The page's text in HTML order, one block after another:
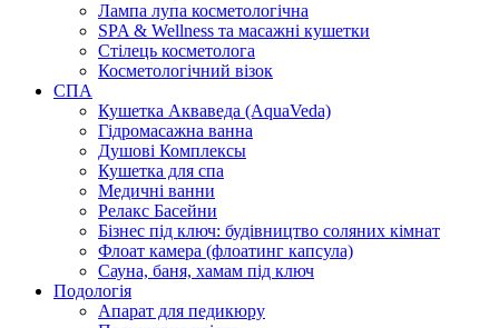
Лампа лупа косметологічна
SPA & Wellness та масажні кушетки
Стілець косметолога
Косметологічний візок
СПА
Кушетка Акваведа (AquaVeda)
Гідромасажна ванна
Душові Комплексы
Кушетка для спа
Медичні ванни
Релакс Басейни
Бізнес під ключ: будівництво соляних кімнат
Флоат камера (флоатинг капсула)
Сауна, баня, хамам під ключ
Подологія
Апарат для педикюру